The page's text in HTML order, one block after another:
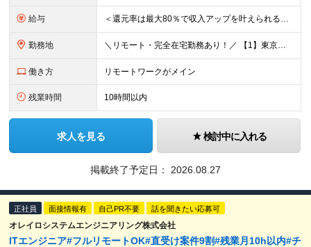
給与 ＜還元率は最大80％で収入アップを叶えられる！＞ 【月給26.5万円～50万円＋各種インセンティブ】 ★プロジェクトデビュー後は月給UP！ ＊＊＊ ■月給26.5万円～50万円＋賞与＋インセンティ
勤務地 ＼リモート・完全在宅勤務あり！／ 【1】東京本社もしくは東京23区を中心とした神奈川・埼玉・千葉エリアの各プロジェクト先 【2】大阪を中心とした京都・兵庫・滋賀・奈良・和歌山エリアの各プロジェクト先
働き方 リモートワークがメイン
残業時間 10時間以内
求人を見る 検討中に入れる
掲載終了予定日： 2026.08.27
正社員 面接情報有 自己PR不要 話を聞きたい応募可
オレイロシステムエンジニアリング株式会社
ITエンジニア#フルリモートOK#直受け案件9割#残業月10h以内#チ